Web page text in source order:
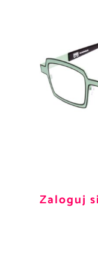
Zaloguj